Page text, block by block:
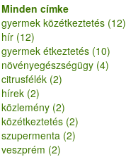
Minden címke
gyermek közétkeztetés (12)
hír (12)
gyermek étkeztetés (10)
növényegészségügy (4)
citrusfélék (2)
hírek (2)
közlemény (2)
közétkeztetés (2)
szupermenta (2)
veszprém (2)